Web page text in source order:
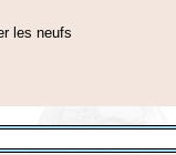
les neufs